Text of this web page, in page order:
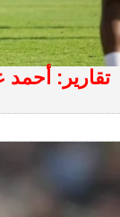
تقارير: أحمد